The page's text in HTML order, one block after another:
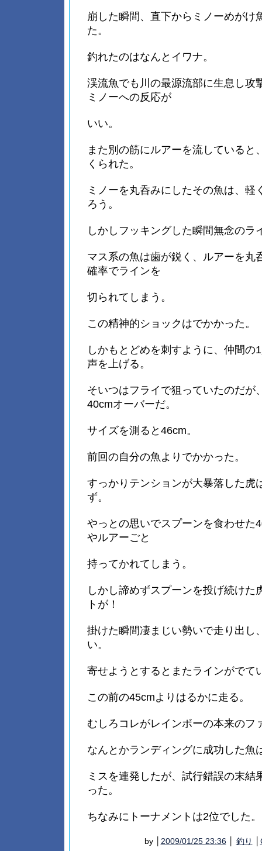
崩した瞬間、直下からミノーめがけ
た。
釣れたのはなんとイワナ。
渓流魚でも川の最源流部に生息し攻
ミノーへの反応が
いい。
また別の筋にルアーを流していると
くられた。
ミノーを丸呑みにしたその魚は、軽
ろう。
しかしフッキングした瞬間無念のラ
マス系の魚は歯が鋭く、ルアーを丸
確率でラインを
切られてしまう。
この精神的ショックはでかかった。
しかもとどめを刺すように、仲間の
声を上げる。
そいつはフライで狙っていたのだが
40cmオーバーだ。
サイズを測ると46cm。
前回の自分の魚よりでかかった。
すっかりテンションが大暴落した虎
ず。
やっとの思いでスプーンを食わせた
やルアーごと
持ってかれてしまう。
しかし諦めずスプーンを投げ続けた
トが！
掛けた瞬間凄まじい勢いで走り出し
い。
寄せようとするとまたラインがでて
この前の45cmよりはるかに走る。
むしろコレがレインボーの本来のフ
なんとかランディングに成功した魚
ミスを連発したが、試行錯誤の末結
った。
ちなみにトーナメントは2位でした。
by │ 2009/01/25 23:36│ 釣り